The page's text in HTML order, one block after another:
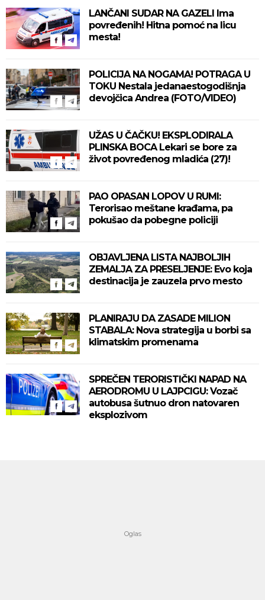
LANČANI SUDAR NA GAZELI Ima
povređenih! Hitna pomoć na licu
mesta!
POLICIJA NA NOGAMA! POTRAGA U
TOKU Nestala jedanaestogodišnja
devojčica Andrea (FOTO/VIDEO)
UŽAS U ČAČKU! EKSPLODIRALA
PLINSKA BOCA Lekari se bore za
život povređenog mladića (27)!
PAO OPASAN LOPOV U RUMI:
Terorisao meštane krađama, pa
pokušao da pobegne policiji
OBJAVLJENA LISTA NAJBOLJIH
ZEMALJA ZA PRESELJENJE: Evo koja
destinacija je zauzela prvo mesto
PLANIRAJU DA ZASADE MILION
STABALA: Nova strategija u borbi sa
klimatskim promenama
SPREČEN TERORISTIČKI NAPAD NA
AERODROMU U LAJPCIGU: Vozač
autobusa šutnuo dron natovaren
eksplozivom